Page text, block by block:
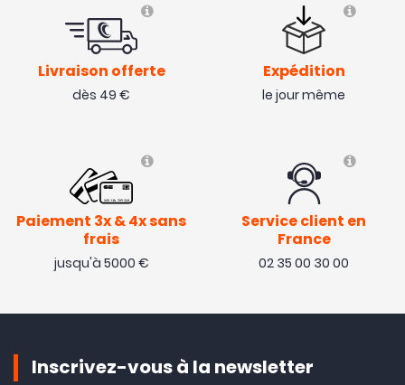
Livraison offerte
dès 49 €
Expédition
le jour même
Paiement 3x & 4x sans
frais
jusqu'à 5000 €
Service client en
France
02 35 00 30 00
Inscrivez-vous à la newsletter